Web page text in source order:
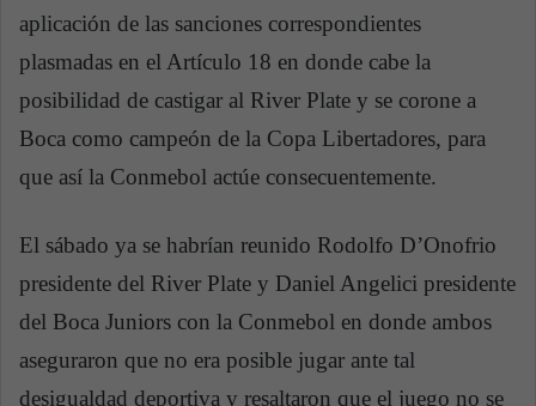
aplicación de las sanciones correspondientes
plasmadas en el Artículo 18 en donde cabe la
posibilidad de castigar al River Plate y se corone a
Boca como campeón de la Copa Libertadores, para
que así la Conmebol actúe consecuentemente.
El sábado ya se habrían reunido Rodolfo D’Onofrio
presidente del River Plate y Daniel Angelici presidente
del Boca Juniors con la Conmebol en donde ambos
aseguraron que no era posible jugar ante tal
desigualdad deportiva y resaltaron que el juego no se